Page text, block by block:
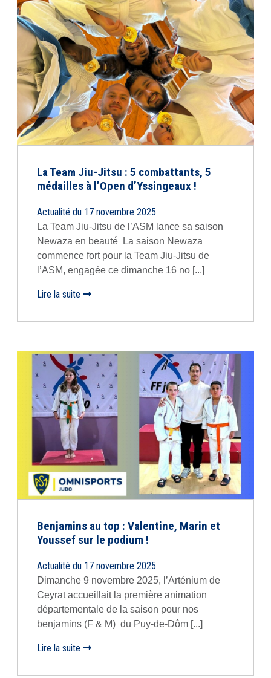
La Team Jiu-Jitsu : 5 combattants, 5
médailles à l’Open d’Yssingeaux !
Actualité du 17 novembre 2025
La Team Jiu-Jitsu de l’ASM lance sa saison
Newaza en beauté La saison Newaza
commence fort pour la Team Jiu-Jitsu de
l’ASM, engagée ce dimanche 16 no [...]
Lire la suite
Benjamins au top : Valentine, Marin et
Youssef sur le podium !
Actualité du 17 novembre 2025
Dimanche 9 novembre 2025, l’Arténium de
Ceyrat accueillait la première animation
départementale de la saison pour nos
benjamins (F & M) du Puy-de-Dôm [...]
Lire la suite